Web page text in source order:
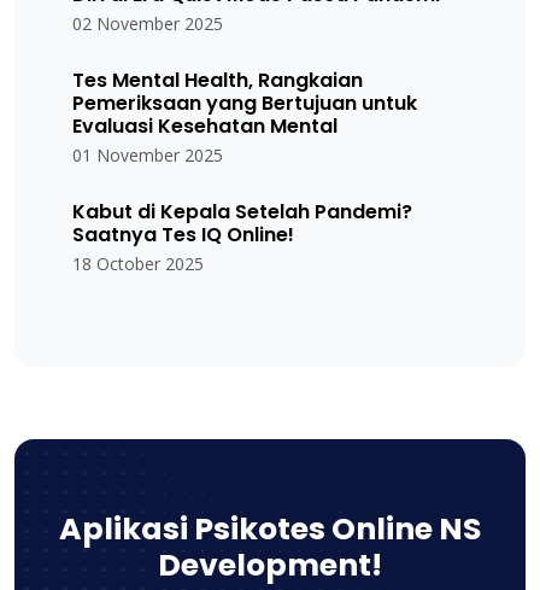
02 November 2025
Tes Mental Health, Rangkaian
Pemeriksaan yang Bertujuan untuk
Evaluasi Kesehatan Mental
01 November 2025
Kabut di Kepala Setelah Pandemi?
Saatnya Tes IQ Online!
18 October 2025
Aplikasi Psikotes Online NS
Development!